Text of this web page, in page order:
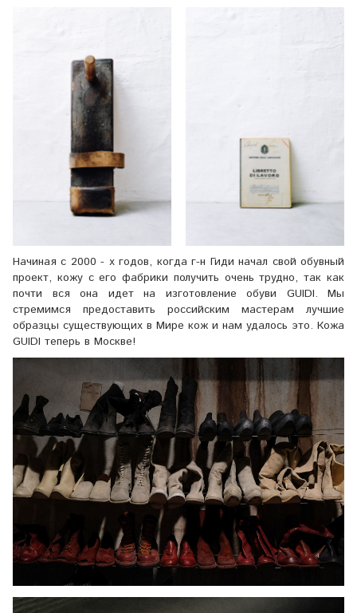
Начиная с 2000 - х годов, когда г-н Гиди начал свой обувный
проект, кожу с его фабрики получить очень трудно, так как
почти вся она идет на изготовление обуви GUIDI. Мы
стремимся предоставить российским мастерам лучшие
образцы существующих в Мире кож и нам удалось это. Кожа
GUIDI теперь в Москве!